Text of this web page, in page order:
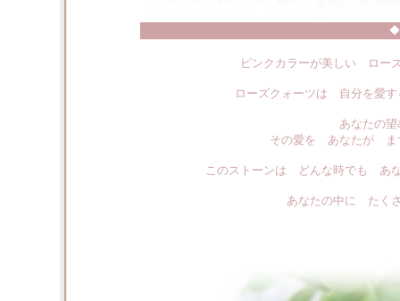
◆
ピンクカラーが美しい ロー
ローズクォーツは 自分を愛す
あなたの
その愛を あなたが ま
このストーンは どんな時でも あ
あなたの中に たく